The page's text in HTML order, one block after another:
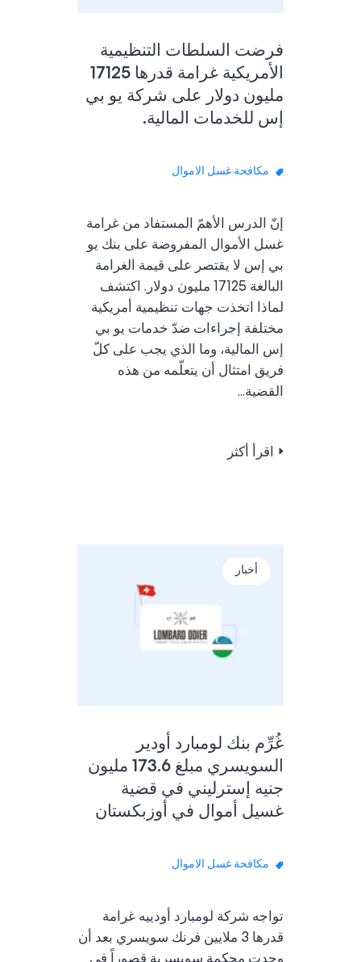
فرضت السلطات التنظيمية
الأمريكية غرامة قدرها 17125
مليون دولار على شركة يو بي
إس للخدمات المالية.
مكافحة غسل الاموال
إنّ الدرس الأهمّ المستفاد من غرامة
غسل الأموال المفروضة على بنك يو
بي إس لا يقتصر على قيمة الغرامة
البالغة 17125 مليون دولار. اكتشف
لماذا اتخذت جهات تنظيمية أمريكية
مختلفة إجراءات ضدّ خدمات يو بي
إس المالية، وما الذي يجب على كلّ
فريق امتثال أن يتعلّمه من هذه
القضية...
اقرأ أكثر
أخبار
غُرِّم بنك لومبارد أودير
السويسري مبلغ 173.6 مليون
جنيه إسترليني في قضية
غسيل أموال في أوزبكستان
مكافحة غسل الاموال
تواجه شركة لومبارد أودييه غرامة
قدرها 3 ملايين فرنك سويسري بعد أن